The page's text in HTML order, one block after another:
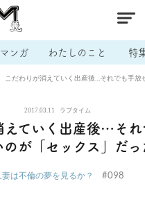
マンガ わたしのこと 特
こだわりが消えていく出産後…それでも手
2017.03.11 ラブタイム
えていく出産後…それ
のが「セックス」だっ
妻は不倫の夢を見るか？ #098
# セフレ # 不倫
プリ # ラブグッズ # 体の相